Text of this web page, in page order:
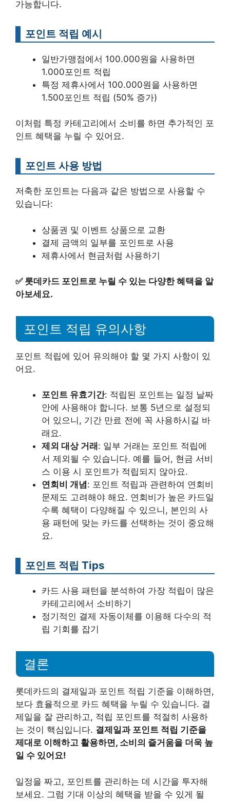
가능합니다.
포인트 적립 예시
일반가맹점에서 100.000원을 사용하면
1.000포인트 적립
특정 제휴사에서 100.000원을 사용하면
1.500포인트 적립 (50% 증가)
이처럼 특정 카테고리에서 소비를 하면 추가적인 포
인트 혜택을 누릴 수 있어요.
포인트 사용 방법
저축한 포인트는 다음과 같은 방법으로 사용할 수
있습니다:
상품권 및 이벤트 상품으로 교환
결제 금액의 일부를 포인트로 사용
제휴사에서 현금처럼 사용하기
✅ 롯데카드 포인트로 누릴 수 있는 다양한 혜택을 알
아보세요.
포인트 적립 유의사항
포인트 적립에 있어 유의해야 할 몇 가지 사항이 있
어요.
포인트 유효기간: 적립된 포인트는 일정 날짜
안에 사용해야 합니다. 보통 5년으로 설정되
어 있으니, 기간 만료 전에 꼭 사용하시길 바
래요.
제외 대상 거래 : 일부 거래는 포인트 적립에
서 제외될 수 있습니다. 예를 들어, 현금 서비
스 이용 시 포인트가 적립되지 않아요.
연회비 개념: 포인트 적립과 관련하여 연회비
문제도 고려해야 해요. 연회비가 높은 카드일
수록 혜택이 다양해질 수 있으니, 본인의 사
용 패턴에 맞는 카드를 선택하는 것이 중요해
요.
포인트 적립 Tips
카드 사용 패턴을 분석하여 가장 적립이 많은
카테고리에서 소비하기
정기적인 결제 자동이체를 이용해 다수의 적
립 기회를 잡기
결론
롯데카드의 결제일과 포인트 적립 기준을 이해하면,
보다 효율적으로 카드 혜택을 누릴 수 있습니다. 결
제일을 잘 관리하고, 적립 포인트를 적절히 사용하
는 것이 핵심입니다. 결제일과 포인트 적립 기준을
제대로 이해하고 활용하면, 소비의 즐거움을 더욱 높
일 수 있어요!
일정을 짜고, 포인트를 관리하는 데 시간을 투자해
보세요. 그럼 기대 이상의 혜택을 받을 수 있게 될